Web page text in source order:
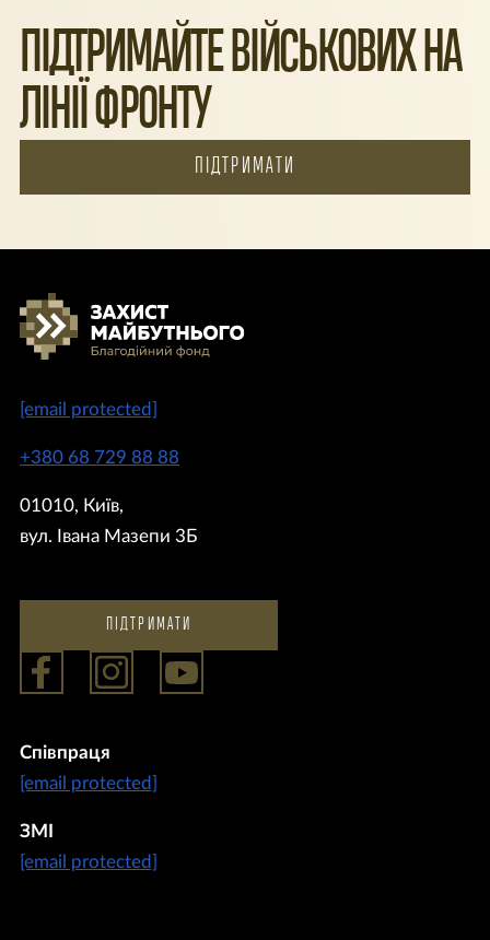
ПІДТРИМАЙТЕ ВІЙСЬКОВИХ НА
ЛІНІЇ ФРОНТУ
ПІДТРИМАТИ
[email protected]
+380 68 729 88 88
01010, Київ,
вул. Івана Мазепи 3Б
Співпраця
[email protected]
ЗМІ
[email protected]
ПІДТРИМАТИ